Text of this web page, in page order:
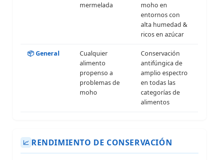
mermelada
moho en
entornos con
alta humedad &
ricos en azúcar
📦 General
Cualquier
alimento
propenso a
problemas de
moho
Conservación
antifúngica de
amplio espectro
en todas las
categorías de
alimentos
📈 RENDIMIENTO DE CONSERVACIÓN